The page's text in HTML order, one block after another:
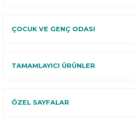
ÇOCUK VE GENÇ ODASI
TAMAMLAYICI ÜRÜNLER
ÖZEL SAYFALAR